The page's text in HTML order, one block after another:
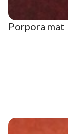
Porpora mat